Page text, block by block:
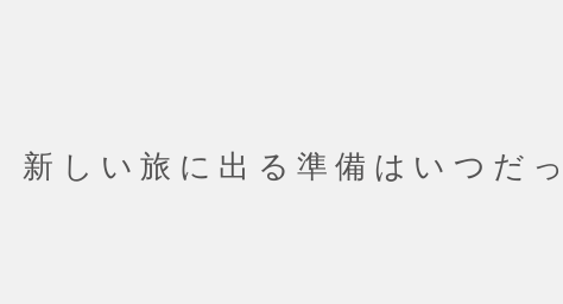
新しい旅に出る準備はいつだ